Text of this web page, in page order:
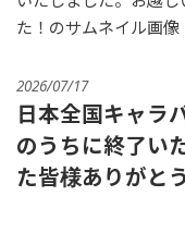
2026/07/17
日本全国キャラ
のうちに終了い
た皆様ありがと